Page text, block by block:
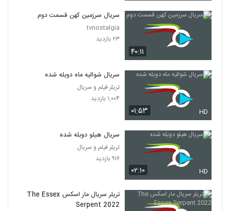
۴۰:۱۱
سریال سرزمین کهن قسمت دوم
tvnostalgia
۲۳ بازدید
۰۱:۵۳ HD
سریال شوالیه ماه دوبله شده
تریلر فیلم و سریال
۱,۰۰۴ بازدید
۰۲:۱۰ HD
سریال هیلو دوبله شده
تریلر فیلم و سریال
۹۱۶ بازدید
تریلر سریال مار اسکس The Essex
Serpent 2022